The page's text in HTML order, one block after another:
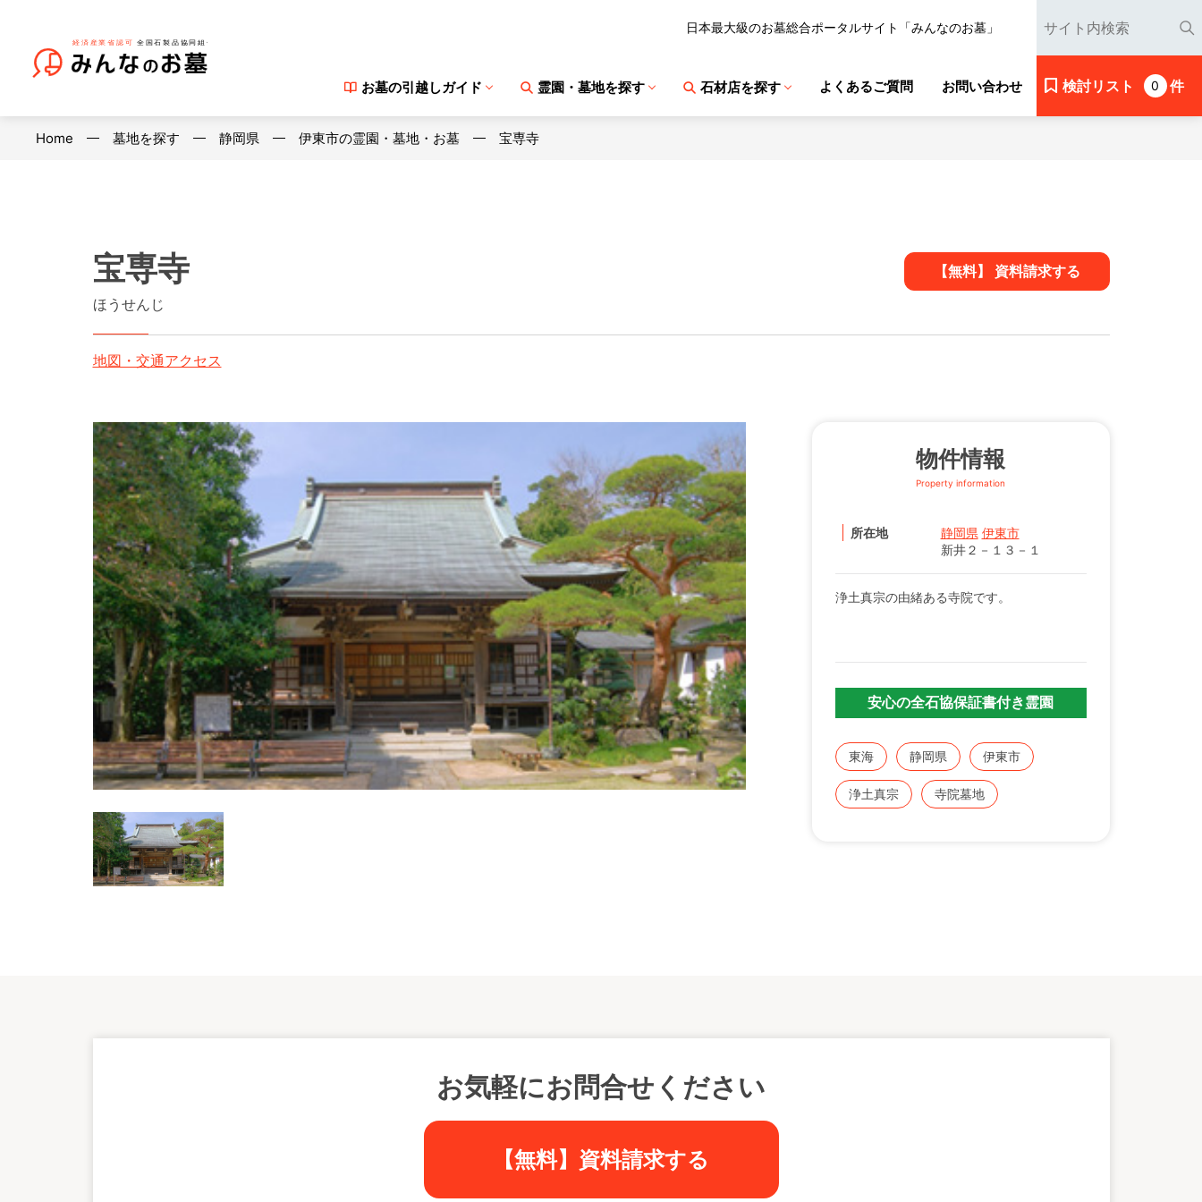
日本最大級のお墓総合ポータルサイト「みんなのお墓」
お墓の引越しガイド 霊園・墓地を探す 石材店を探す よくあるご質問 お問い合わせ 検討リスト 0 件
Home 墓地を探す 静岡県 伊東市の霊園・墓地・お墓 宝専寺
宝専寺
ほうせんじ
【無料】 資料請求する
地図・交通アクセス
物件情報
Property information
所在地 静岡県 伊東市
新井２－１３－１
浄土真宗の由緒ある寺院です。
安心の全石協保証書付き霊園
東海 静岡県 伊東市
浄土真宗 寺院墓地
お気軽にお問合せください
【無料】資料請求する